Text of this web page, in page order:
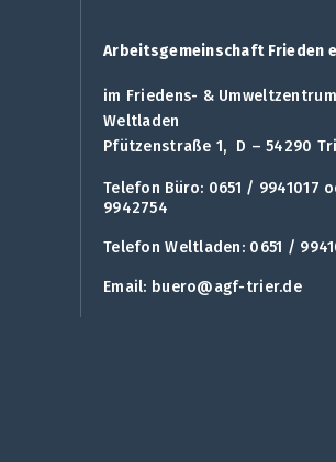
Arbeitsgemeinschaft Frieden
im Friedens- &
Weltladen
Pfützenstraße 1, D – 54290
Telefon Büro: 0651 / 9941017
9942754
Telefon Weltladen: 0651 /
Email: buero@agf-trier.de